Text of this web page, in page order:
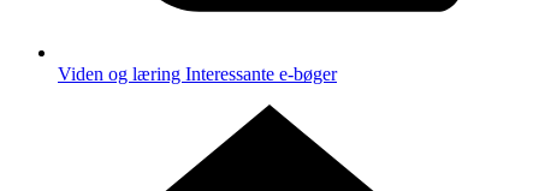
Viden og læring Interessante e-bøger